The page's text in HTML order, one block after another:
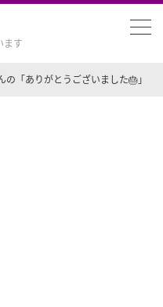
ます
の「ありがとうございました🎂」